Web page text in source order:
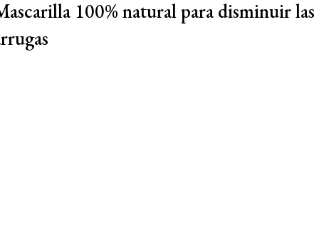
100% natural para disminuir las